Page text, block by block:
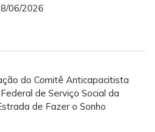
06/2026
do Comitê Anticapacitista
de Serviço Social da
de Fazer o Sonho